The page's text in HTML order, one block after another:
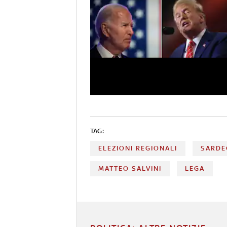
TAG:
ELEZIONI REGIONALI
MATTEO SALVINI LEGA